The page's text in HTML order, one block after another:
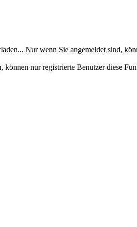
Nur wenn Sie angemeldet sind,
nur registrierte Benutzer diese